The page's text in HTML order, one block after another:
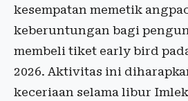
kesempatan memetik
keberuntungan bagi
membeli tiket early bird
2026. Aktivitas ini
keceriaan selama libur